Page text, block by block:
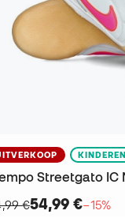
KINDEREN
€54,99 €−15%